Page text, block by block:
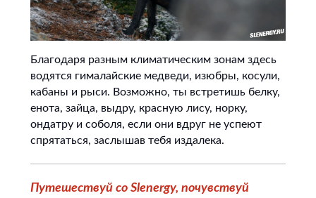
Благодаря разным климатическим зонам здесь
водятся гималайские медведи, изюбры, косули,
кабаны и рыси. Возможно, ты встретишь белку,
енота, зайца, выдру, красную лису, норку,
ондатру и соболя, если они вдруг не успеют
спрятаться, заслышав тебя издалека.
Путешествуй со Slenergy, почувствуй